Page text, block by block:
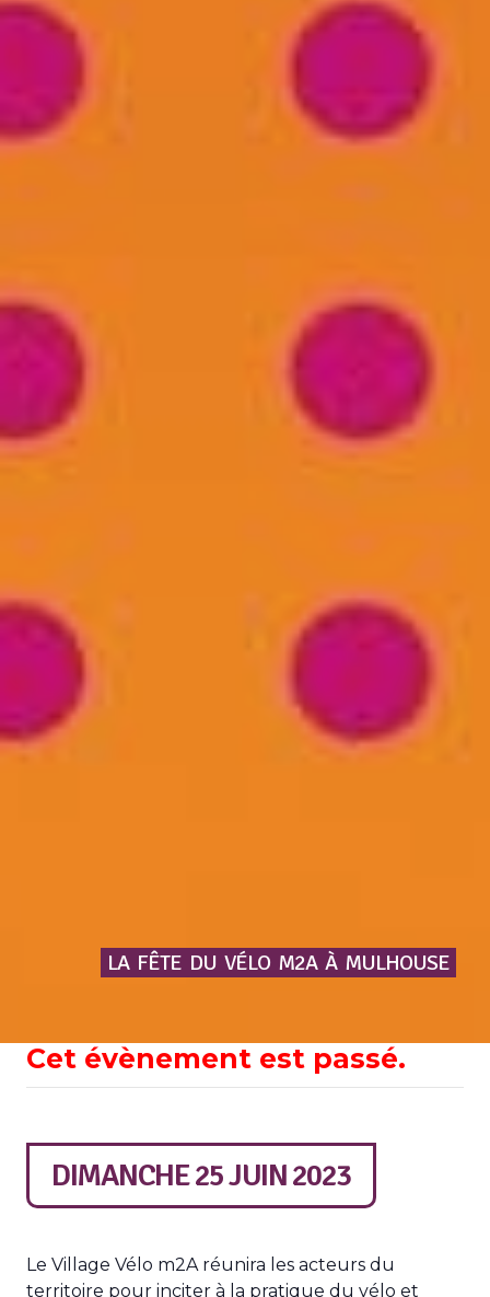
LA FÊTE DU VÉLO M2A À MULHOUSE
Cet évènement est passé.
DIMANCHE 25 JUIN 2023
Le Village Vélo m2A réunira les acteurs du
territoire pour inciter à la pratique du vélo et